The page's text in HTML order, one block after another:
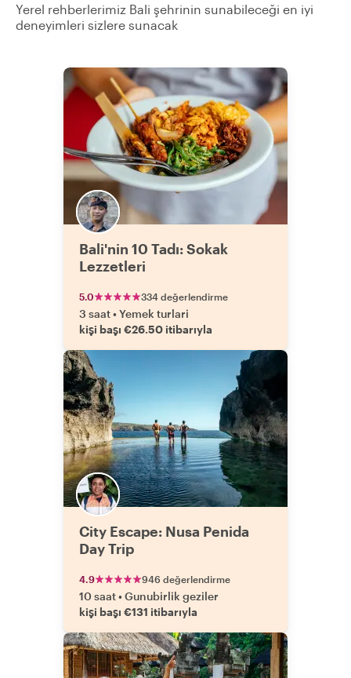
Yerel rehberlerimiz Bali şehrinin sunabileceği en iyi
deneyimleri sizlere sunacak
Bali'nin 10 Tadı: Sokak
Lezzetleri
5.0 334 değerlendirme
3 saat•Yemek turlari
kişi başı €26.50 itibarıyla
City Escape: Nusa Penida
Day Trip
4.9 946 değerlendirme
10 saat•Gunubirlik geziler
kişi başı €131 itibarıyla